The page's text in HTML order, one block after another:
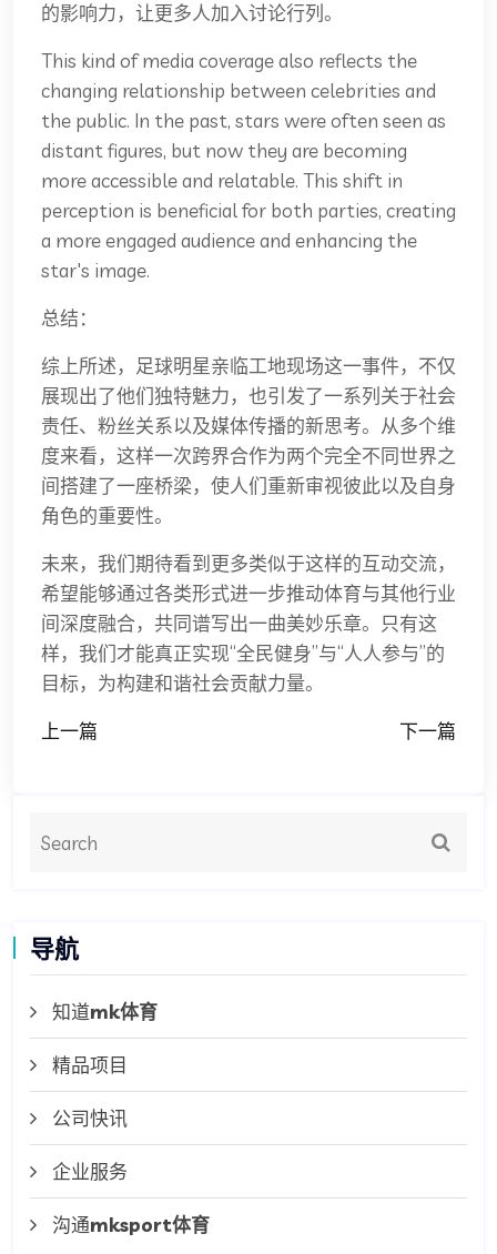
的影响力，让更多人加入讨论行列。
This kind of media coverage also reflects the
changing relationship between celebrities and
the public. In the past, stars were often seen as
distant figures, but now they are becoming
more accessible and relatable. This shift in
perception is beneficial for both parties, creating
a more engaged audience and enhancing the
star's image.
总结：
综上所述，足球明星亲临工地现场这一事件，不仅
展现出了他们独特魅力，也引发了一系列关于社会
责任、粉丝关系以及媒体传播的新思考。从多个维
度来看，这样一次跨界合作为两个完全不同世界之
间搭建了一座桥梁，使人们重新审视彼此以及自身
角色的重要性。
未来，我们期待看到更多类似于这样的互动交流，
希望能够通过各类形式进一步推动体育与其他行业
间深度融合，共同谱写出一曲美妙乐章。只有这
样，我们才能真正实现“全民健身”与“人人参与”的
目标，为构建和谐社会贡献力量。
上一篇 下一篇
导航
知道mk体育
精品项目
公司快讯
企业服务
沟通mksport体育